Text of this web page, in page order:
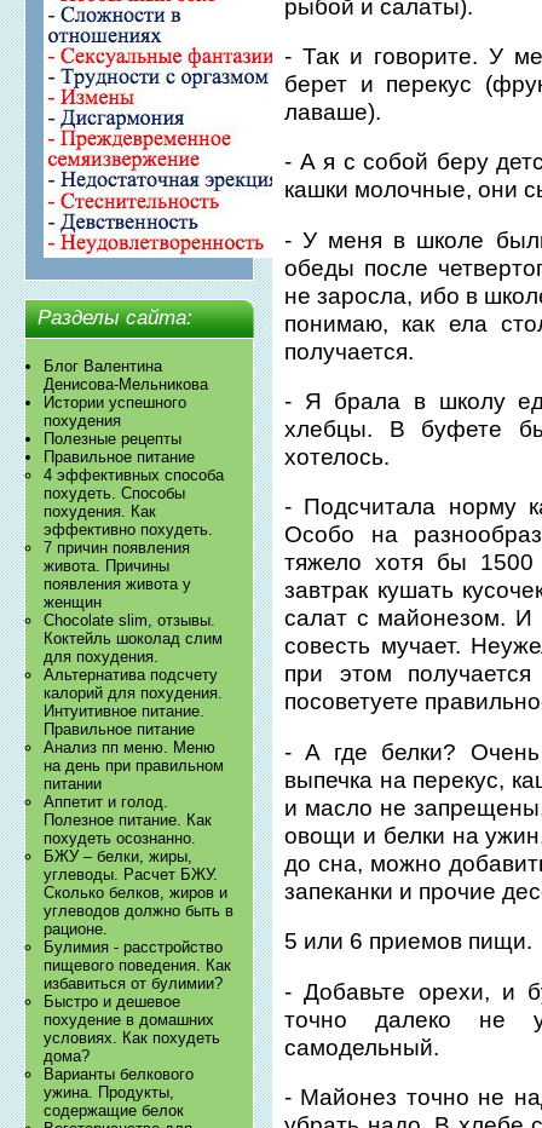
Разделы сайта:
Блог Валентина
Денисова-Мельникова
Истории успешного
похудения
Полезные рецепты
Правильное питание
4 эффективных способа
похудеть. Способы
похудения. Как
эффективно похудеть.
7 причин появления
живота. Причины
появления живота у
женщин
Chocolate slim, отзывы.
Коктейль шоколад слим
для похудения.
Альтернатива подсчету
калорий для похудения.
Интуитивное питание.
Правильное питание
Анализ пп меню. Меню
на день при правильном
питании
Аппетит и голод.
Полезное питание. Как
похудеть осознанно.
БЖУ – белки, жиры,
углеводы. Расчет БЖУ.
Сколько белков, жиров и
углеводов должно быть в
рационе.
Булимия - расстройство
пищевого поведения. Как
избавиться от булимии?
Быстро и дешевое
похудение в домашних
условиях. Как похудеть
дома?
Варианты белкового
ужина. Продукты,
содержащие белок
рыбой и салаты).
- Так и говорите. У
берет и перекус
лаваше).
- А я с собой беру
кашки молочные, они
- У меня в школе
обеды после
не заросла, ибо в
понимаю, как ела
получается.
- Я брала в школу
хлебцы. В буфете
хотелось.
- Подсчитала норму
Особо на
тяжело хотя бы 1500
завтрак кушать
салат с майонезом. И
совесть мучает.
при этом
посоветуете
- А где белки? Очень
выпечка на перекус,
и масло не
овощи и белки на
до сна, можно
запеканки и прочие
5 или 6 приемов пищи.
- Добавьте орехи, и
точно далеко не
самодельный.
- Майонез точно не